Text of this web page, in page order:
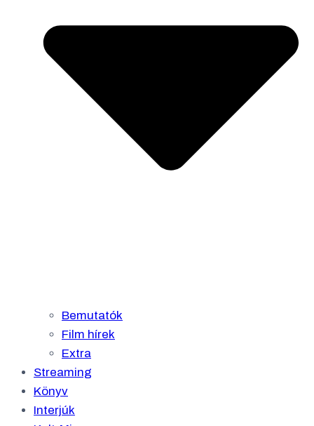
Bemutatók
Film hírek
Extra
Streaming
Könyv
Interjúk